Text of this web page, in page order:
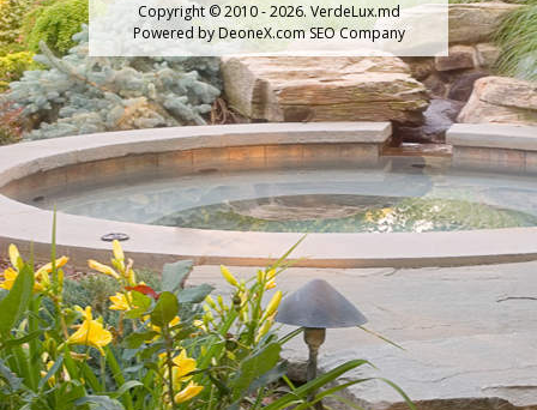
Copyright © 2010 - 2026. VerdeLux.md
Powered byDeoneX.com SEO Company